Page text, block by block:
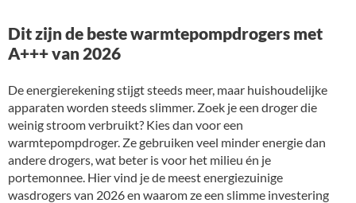
Dit zijn de beste warmtepompdrogers met
A+++ van 2026
De energierekening stijgt steeds meer, maar huishoudelijke
apparaten worden steeds slimmer. Zoek je een droger die
weinig stroom verbruikt? Kies dan voor een
warmtepompdroger. Ze gebruiken veel minder energie dan
andere drogers, wat beter is voor het milieu én je
portemonnee. Hier vind je de meest energiezuinige
wasdrogers van 2026 en waarom ze een slimme investering